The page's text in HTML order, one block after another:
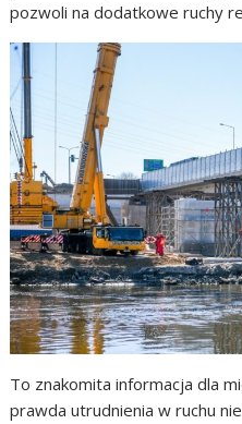
pozwoli na dodatkowe ruchy
To znakomita informacja dla
prawda utrudnienia w ruchu